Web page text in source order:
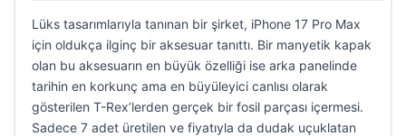
Lüks tasarımlarıyla tanınan bir şirket, iPhone 17 Pro Max
için oldukça ilginç bir aksesuar tanıttı. Bir manyetik kapak
olan bu aksesuarın en büyük özelliği ise arka panelinde
tarihin en korkunç ama en büyüleyici canlısı olarak
gösterilen T-Rex’lerden gerçek bir fosil parçası içermesi.
Sadece 7 adet üretilen ve fiyatıyla da dudak uçuklatan